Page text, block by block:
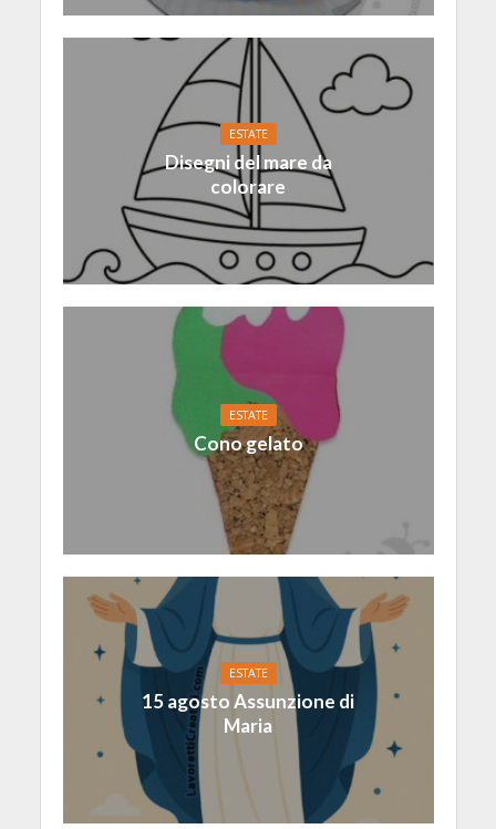
ESTATE
Disegni del mare da
colorare
ESTATE
Cono gelato
ESTATE
15 agosto Assunzione di
Maria